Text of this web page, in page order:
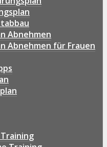
Abnehmen
Abnehmen für Frauen